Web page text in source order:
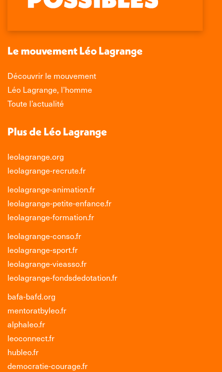
s'ouvre
une
fenêtre
s'ouvre
une
fenêtre
s'ouvre
une
fenêtre
s'ouvre
une
nouvelle
fenêtre
Le mouvement Léo Lagrange
Découvrir le mouvement
Léo Lagrange, l’homme
Toute l’actualité
Plus de Léo Lagrange
leolagrange.org
leolagrange-recrute.fr
leolagrange-animation.fr
leolagrange-petite-enfance.fr
leolagrange-formation.fr
leolagrange-conso.fr
leolagrange-sport.fr
leolagrange-vieasso.fr
leolagrange-fondsdedotation.fr
bafa-bafd.org
mentoratbyleo.fr
alphaleo.fr
leoconnect.fr
hubleo.fr
democratie-courage.fr